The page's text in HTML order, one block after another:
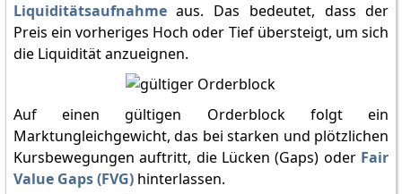
Liquiditätsaufnahmeaus. Das bedeutet, dass der
Preis ein vorheriges Hoch oder Tief übersteigt, um sich
die Liquidität anzueignen.
Auf einen gültigen Orderblock folgt ein
Marktungleichgewicht, das bei starken und plötzlichen
Kursbewegungen auftritt, die Lücken (Gaps) oder Fair
Value Gaps (FVG)hinterlassen.